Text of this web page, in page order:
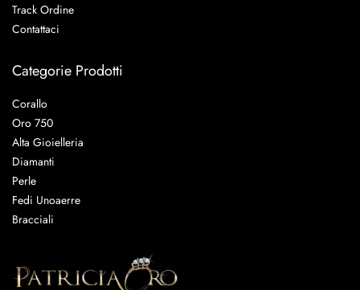
Categorie Prodotti
Corallo
Oro 750
Alta Gioielleria
Diamanti
Perle
Fedi Unoaerre
Bracciali
Track Ordine
Contattaci